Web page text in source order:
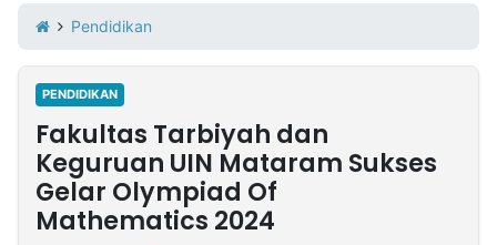
Iklan
Berita
Kami
Nasional
International
Olahraga
Entertainment
Daerah
Pariwisata
Kuliner
Kolom
Network
Pendidikan
PENDIDIKAN
Fakultas Tarbiyah dan
Keguruan UIN Mataram Sukses
Gelar Olympiad Of
Mathematics 2024